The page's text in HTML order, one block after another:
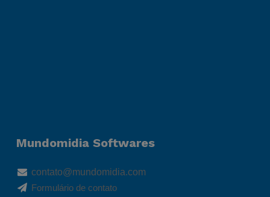
Mundomidia Softwares
contato@mundomidia.com
Formulário de contato